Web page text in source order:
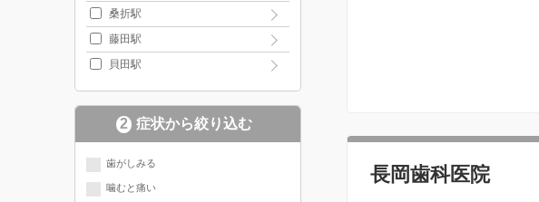
桑折駅
藤田駅
貝田駅
2 症状から絞り込む
歯がしみる
噛むと痛い
長岡歯科医院